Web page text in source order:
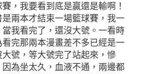
，我要看到底是贏還是輸啊！
兩本才結束一場籃球賽，我一
我看完了，還沒大號。一看時
看完那兩本漫畫差不多已經是一
號，等大號完了站起來，慘
因為坐太久，血液不通，兩邊都